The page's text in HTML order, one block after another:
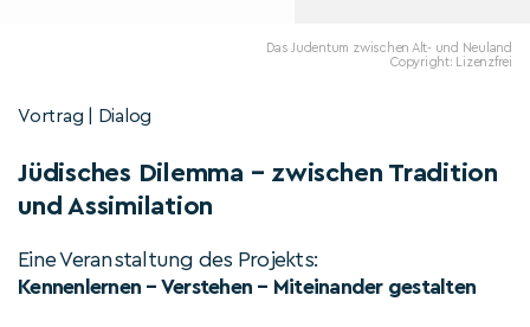
Das Judentum zwischen Alt- und Neuland
Copyright: Lizenzfrei
Vortrag | Dialog
Jüdisches Dilemma – zwischen Tradition
und Assimilation
Eine Veranstaltung des Projekts:
Kennenlernen – Verstehen – Miteinander gestalten